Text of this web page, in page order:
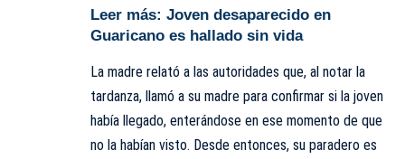
Leer más: Joven desaparecido en
Guaricano es hallado sin vida
La madre relató a las autoridades que, al notar la
tardanza, llamó a su madre para confirmar si la joven
había llegado, enterándose en ese momento de que
no la habían visto. Desde entonces, su paradero es